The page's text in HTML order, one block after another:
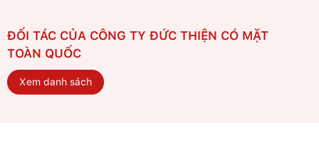
ĐỐI TÁC CỦA CÔNG TY ĐỨC THIỆN CÓ MẶT
TOÀN QUỐC
Xem danh sách